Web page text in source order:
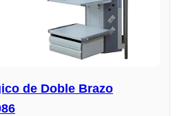
de Doble Brazo